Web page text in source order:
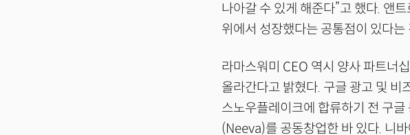
나아갈 수 있게 해준다”고 했다. 앤
위에서 성장했다는 공통점이 있다는
라마스워미 CEO 역시 양사 파트너
올라간다고 밝혔다. 구글 광고 및 비
스노우플레이크에 합류하기 전 구
(Neeva)를 공동창업한 바 있다. 니